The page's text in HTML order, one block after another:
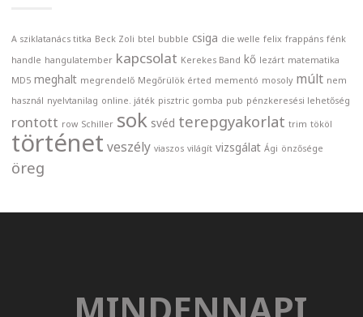
A sziklatanács titka Beck Zoli btel bubble csiga die welle felix frappáns fénk
handle hangulatember kapcsolat Kerekes Band kő lezárt matematika
MD5 meghalt megrendelő Megőrülök érted mementó mosoly múlt nem
használ nyelvtanilag online. játék pisztric gomba pub pénzkeresési lehetőség
rontott row Schiller sok svéd terepgyakorlat trim tököl
történet veszély viaszos világít vizsgálat Ági önzősége
öreg